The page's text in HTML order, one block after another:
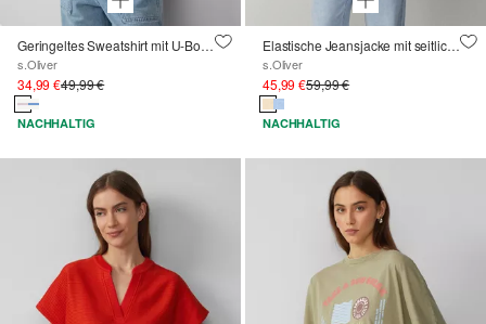
Geringeltes Sweatshirt mit U-Boot-Ausschnitt
s.Oliver
34,99 €49,99 €
NACHHALTIG
Elastische Jeansjacke mit seitlichen Eingrifftaschen
s.Oliver
45,99 €59,99 €
NACHHALTIG